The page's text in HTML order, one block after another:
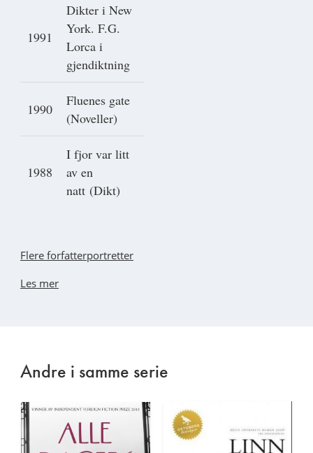
1991
Dikter i New
York. F.G.
Lorca i
gjendiktning
1990
Fluenes gate
(Noveller)
1988
I fjor var litt
av en
natt (Dikt)
Flere forfatterportretter
Les mer
Andre i samme serie